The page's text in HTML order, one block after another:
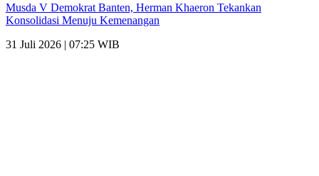
Musda V Demokrat Banten, Herman Khaeron Tekankan
Konsolidasi Menuju Kemenangan
31 Juli 2026 | 07:25 WIB